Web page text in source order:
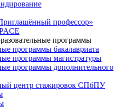
профессор»
программы
программы бакалавриата
программы магистратуры
программы дополнительного
центр стажировок СПбПУ